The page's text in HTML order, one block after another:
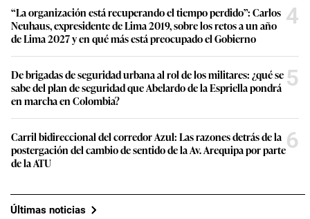
“La organización está recuperando el tiempo perdido”: Carlos
Neuhaus, expresidente de Lima 2019, sobre los retos a un año
de Lima 2027 y en qué más está preocupado el Gobierno
4
De brigadas de seguridad urbana al rol de los militares: ¿qué se
sabe del plan de seguridad que Abelardo de la Espriella pondrá
en marcha en Colombia?
5
Carril bidireccional del corredor Azul: Las razones detrás de la
postergación del cambio de sentido de la Av. Arequipa por parte
de la ATU
6
Últimas noticias